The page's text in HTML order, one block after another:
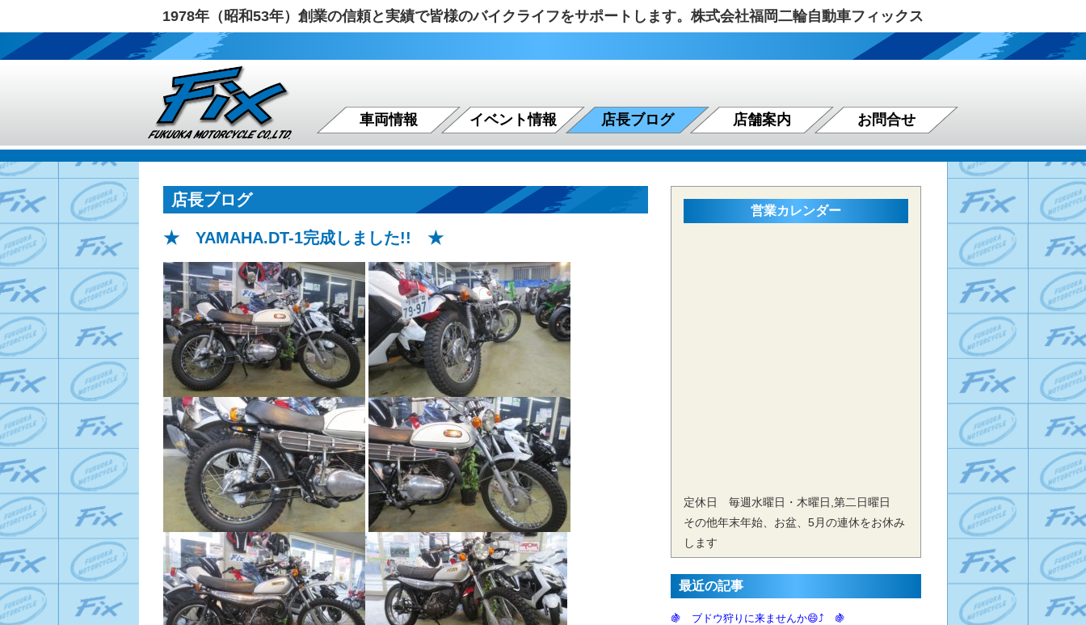
1978年（昭和53年）創業の信頼と実績で皆様のバイクライフをサポートします。株式会社福岡二輪自動車フィックス
車両情報 イベント情報 店長ブログ 店舗案内 お問合せ
店長ブログ
★ YAMAHA.DT-1完成しました!! ★
営業カレンダー
定休日 毎週水曜日・木曜日,第二日曜日
その他年末年始、お盆、5月の連休をお休み
します
最近の記事
🍇 ブドウ狩りに来ませんか😄⤴️ 🍇